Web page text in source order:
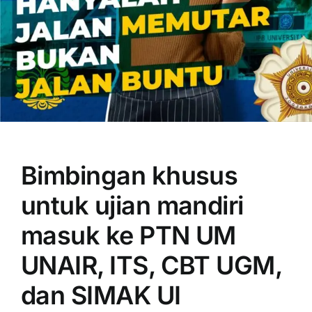
OUR PROGRAM
REGISTRATION
CONTACT US
Bimbingan khusus
untuk ujian mandiri
masuk ke PTN UM
UNAIR, ITS, CBT UGM,
dan SIMAK UI